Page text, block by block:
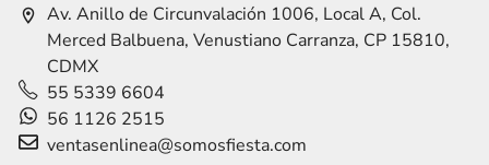
Av. Anillo de Circunvalación 1006, Local A, Col.
Merced Balbuena, Venustiano Carranza, CP 15810,
CDMX
55 5339 6604
56 1126 2515
ventasenlinea@somosfiesta.com